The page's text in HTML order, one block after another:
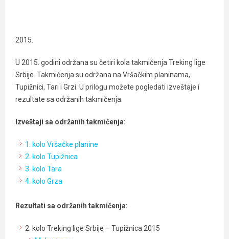
2015.
U 2015. godini održana su četiri kola takmičenja Treking lige
Srbije. Takmičenja su održana na Vršačkim planinama,
Tupižnici, Tari i Grzi. U prilogu možete pogledati izveštaje i
rezultate sa održanih takmičenja.
Izveštaji sa održanih takmičenja:
1. kolo Vršačke planine
2. kolo Tupižnica
3. kolo Tara
4. kolo Grza
Rezultati sa održanih takmičenja:
2. kolo Treking lige Srbije – Tupižnica 2015